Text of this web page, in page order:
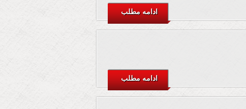
ادامه مطلب
ادامه مطلب